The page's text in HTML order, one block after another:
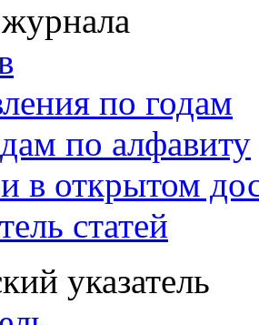
по годам
по алфавиту
в открытом
статей
указатель